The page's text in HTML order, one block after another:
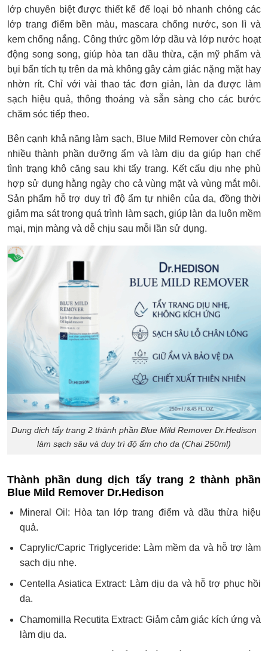
lớp chuyên biệt được thiết kế để loại bỏ nhanh chóng các
lớp trang điểm bền màu, mascara chống nước, son lì và
kem chống nắng. Công thức gồm lớp dầu và lớp nước hoạt
động song song, giúp hòa tan dầu thừa, cặn mỹ phẩm và
bụi bẩn tích tụ trên da mà không gây cảm giác nặng mặt hay
nhờn rít. Chỉ với vài thao tác đơn giản, làn da được làm
sạch hiệu quả, thông thoáng và sẵn sàng cho các bước
chăm sóc tiếp theo.
Bên cạnh khả năng làm sạch, Blue Mild Remover còn chứa
nhiều thành phần dưỡng ẩm và làm dịu da giúp hạn chế
tình trạng khô căng sau khi tẩy trang. Kết cấu dịu nhẹ phù
hợp sử dụng hằng ngày cho cả vùng mặt và vùng mắt môi.
Sản phẩm hỗ trợ duy trì độ ẩm tự nhiên của da, đồng thời
giảm ma sát trong quá trình làm sạch, giúp làn da luôn mềm
mại, mịn màng và dễ chịu sau mỗi lần sử dụng.
Dung dịch tẩy trang 2 thành phần Blue Mild Remover Dr.Hedison
làm sạch sâu và duy trì độ ẩm cho da (Chai 250ml)
Thành phần dung dịch tẩy trang 2 thành phần
Blue Mild Remover Dr.Hedison
Mineral Oil: Hòa tan lớp trang điểm và dầu thừa hiệu
quả.
Caprylic/Capric Triglyceride: Làm mềm da và hỗ trợ làm
sạch dịu nhẹ.
Centella Asiatica Extract: Làm dịu da và hỗ trợ phục hồi
da.
Chamomilla Recutita Extract: Giảm cảm giác kích ứng và
làm dịu da.